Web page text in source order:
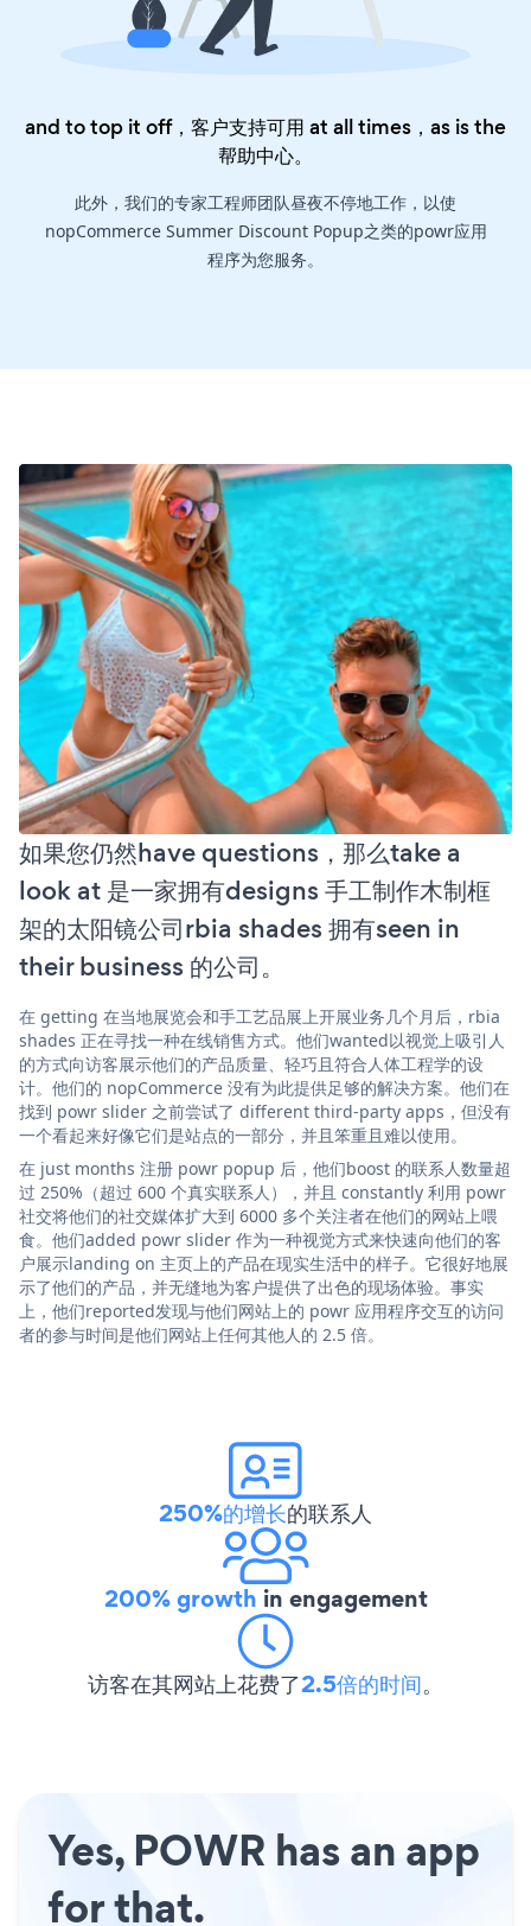
and to top it off，客户支持可用 at all times，as is the
帮助中心。
此外，我们的专家工程师团队昼夜不停地工作，以使
nopCommerce Summer Discount Popup之类的powr应用
程序为您服务。
如果您仍然have questions，那么take a
look at 是一家拥有designs 手工制作木制框
架的太阳镜公司rbia shades 拥有seen in
their business 的公司。
在 getting 在当地展览会和手工艺品展上开展业务几个月后，rbia
shades 正在寻找一种在线销售方式。他们wanted以视觉上吸引人
的方式向访客展示他们的产品质量、轻巧且符合人体工程学的设
计。他们的 nopCommerce 没有为此提供足够的解决方案。他们在
找到 powr slider 之前尝试了 different third-party apps，但没有
一个看起来好像它们是站点的一部分，并且笨重且难以使用。
在 just months 注册 powr popup 后，他们boost 的联系人数量超
过 250%（超过 600 个真实联系人），并且 constantly 利用 powr
社交将他们的社交媒体扩大到 6000 多个关注者在他们的网站上喂
食。他们added powr slider 作为一种视觉方式来快速向他们的客
户展示landing on 主页上的产品在现实生活中的样子。它很好地展
示了他们的产品，并无缝地为客户提供了出色的现场体验。事实
上，他们reported发现与他们网站上的 powr 应用程序交互的访问
者的参与时间是他们网站上任何其他人的 2.5 倍。
250%的增长的联系人
200% growth in engagement
访客在其网站上花费了2.5倍的时间。
Yes, POWR has an app
for that.